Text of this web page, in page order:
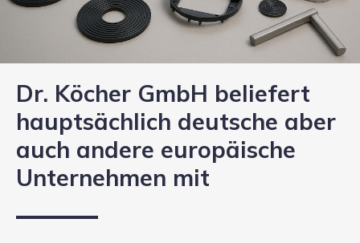
Dr. Köcher GmbH beliefert
hauptsächlich deutsche aber
auch andere europäische
Unternehmen mit